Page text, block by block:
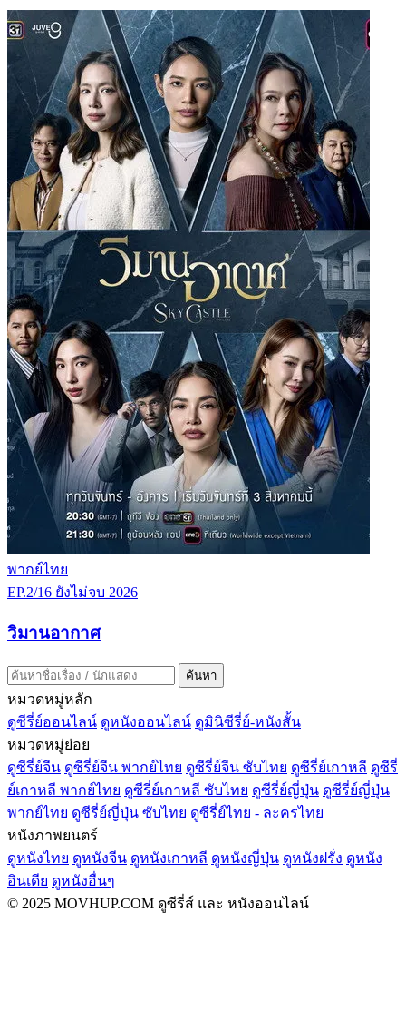
พากย์ไทย
EP.2/16 ยังไม่จบ 2026
วิมานอากาศ
ค้นหา
หมวดหมู่หลัก
ดูซีรี่ย์ออนไลน์ ดูหนังออนไลน์ ดูมินิซีรี่ย์-หนังสั้น
หมวดหมู่ย่อย
ดูซีรี่ย์จีน ดูซีรี่ย์จีน พากย์ไทย ดูซีรี่ย์จีน ซับไทย ดูซีรี่ย์เกาหลี ดูซีรี่
ย์เกาหลี พากย์ไทย ดูซีรี่ย์เกาหลี ซับไทย ดูซีรี่ย์ญี่ปุ่น ดูซีรี่ย์ญี่ปุ่น
พากย์ไทย ดูซีรี่ย์ญี่ปุ่น ซับไทย ดูซีรี่ย์ไทย - ละครไทย
หนังภาพยนตร์
ดูหนังไทย ดูหนังจีน ดูหนังเกาหลี ดูหนังญี่ปุ่น ดูหนังฝรั่ง ดูหนัง
อินเดีย ดูหนังอื่นๆ
© 2025 MOVHUP.COM ดูซีรี่ส์ และ หนังออนไลน์